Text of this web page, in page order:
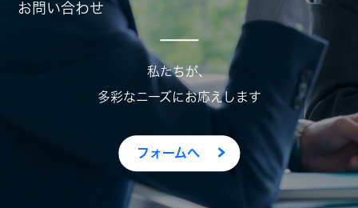
お問い合わせ
私たちが、
多彩なニーズにお応えします
フォームへ